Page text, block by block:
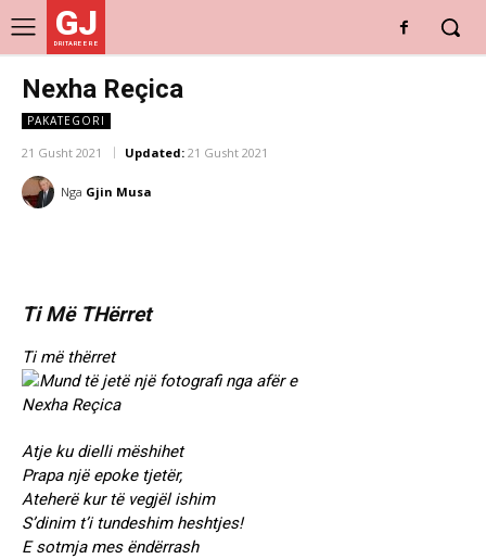
GJ
DRITARE E RE
Nexha Reçica
PAKATEGORI
21 Gusht 2021 Updated: 21 Gusht 2021
Nga Gjin Musa
Ti Më THërret
Ti më thërret
Atje ku dielli mëshihet
Prapa një epoke tjetër,
Ateherë kur të vegjël ishim
S’dinim t’i tundeshim heshtjes!
E sotmja mes ëndërrash